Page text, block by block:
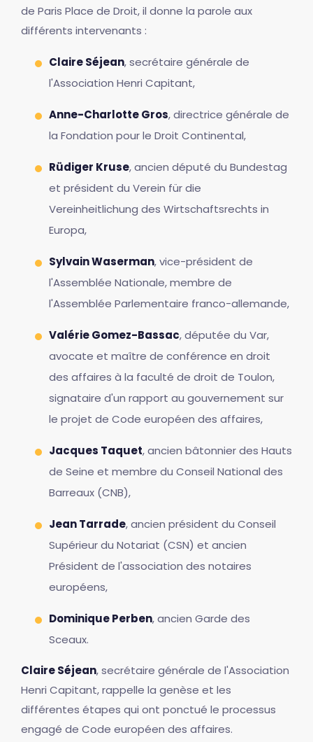
de Paris Place de Droit, il donne la parole aux
différents intervenants :
Claire Séjean, secrétaire générale de
l'Association Henri Capitant,
Anne-Charlotte Gros, directrice générale de
la Fondation pour le Droit Continental,
Rüdiger Kruse, ancien député du Bundestag
et président du Verein für die
Vereinheitlichung des Wirtschaftsrechts in
Europa,
Sylvain Waserman, vice-président de
l'Assemblée Nationale, membre de
l'Assemblée Parlementaire franco-allemande,
Valérie Gomez-Bassac, députée du Var,
avocate et maître de conférence en droit
des affaires à la faculté de droit de Toulon,
signataire d'un rapport au gouvernement sur
le projet de Code européen des affaires,
Jacques Taquet, ancien bâtonnier des Hauts
de Seine et membre du Conseil National des
Barreaux (CNB),
Jean Tarrade, ancien président du Conseil
Supérieur du Notariat (CSN) et ancien
Président de l'association des notaires
européens,
Dominique Perben, ancien Garde des
Sceaux.
Claire Séjean, secrétaire générale de l'Association
Henri Capitant, rappelle la genèse et les
différentes étapes qui ont ponctué le processus
engagé de Code européen des affaires.